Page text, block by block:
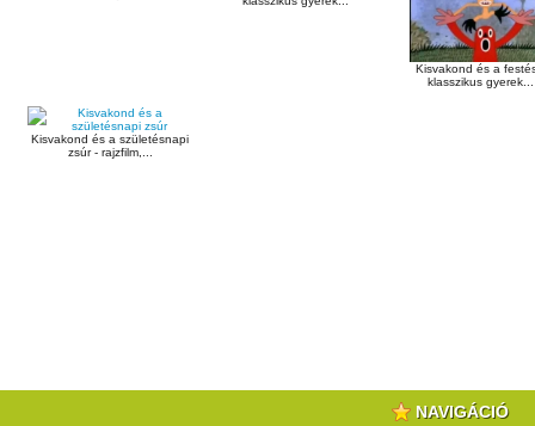
Kisvakond és a
klasszikus gyerek...
Kisvakond és a születésnapi
zsúr - rajzfilm,...
NAVIGÁCIÓ